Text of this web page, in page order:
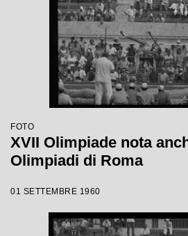
FOTO
XVII Olimpiade nota
Olimpiadi di Roma
01 SETTEMBRE 1960